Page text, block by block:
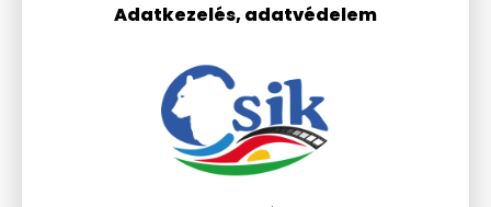
Adatkezelés, adatvédelem